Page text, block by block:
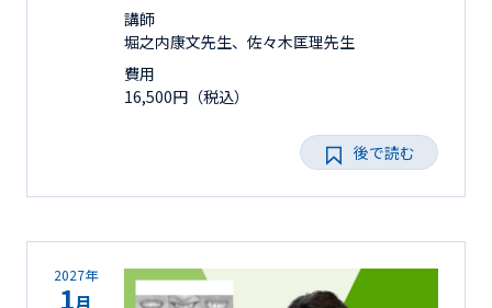
講師
堀之内康文先生、佐々木匡理先生
費用
16,500円（税込）
後で読む
2027年
1